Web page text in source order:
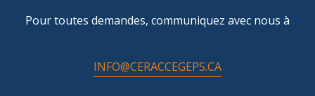
Pour toutes demandes, communiquez avec nous à
INFO@CERACCEGEPS.CA